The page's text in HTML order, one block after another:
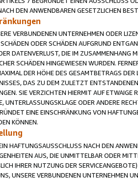
DEN ANWENDBAREN GESETZLICHEN
VERBUNDENEN UNTERNEHMEN ODER
ODER SCHÄDEN AUFGRUND
DATENVERLUST, DIE IM ZUSAMMENHANG
SCHÄDEN HINGEWIESEN WURDEN.
DER HÖHE DES GESAMTBETRAGS
DAS ZU DEM ZULETZT
SIE VERZICHTEN HIERMIT AUF
UNTERLASSUNGSKLAGE ODER ANDERE
EINE EINSCHRÄNKUNG VON
KÖNNEN.
HAFTUNGSAUSSCHLUSS NACH DEN
AUS, DIE UNMITTELBAR ODER
IHRER NUTZUNG DER
UNSERE VERBUNDENEN UNTERNEHMEN